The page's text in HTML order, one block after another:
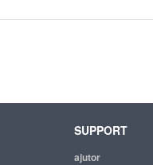
SUPPORT
ajutor